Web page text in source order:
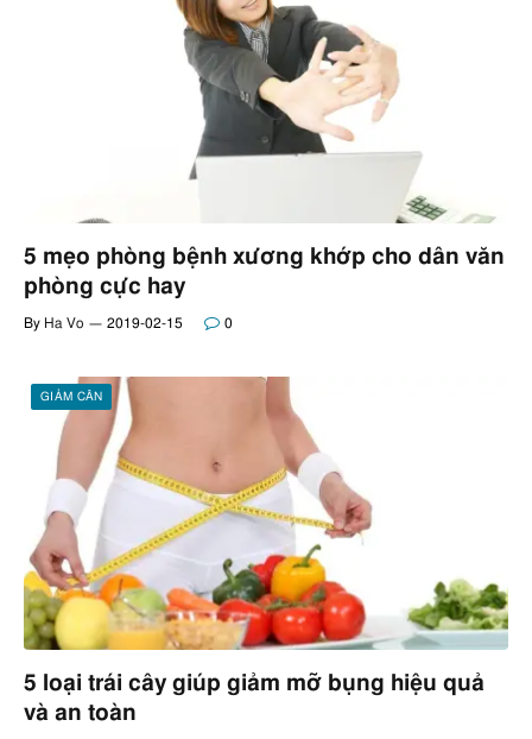
5 mẹo phòng bệnh xương khớp cho dân văn
phòng cực hay
By Ha Vo 2019-02-15 0
GIẢM CÂN
5 loại trái cây giúp giảm mỡ bụng hiệu quả
và an toàn